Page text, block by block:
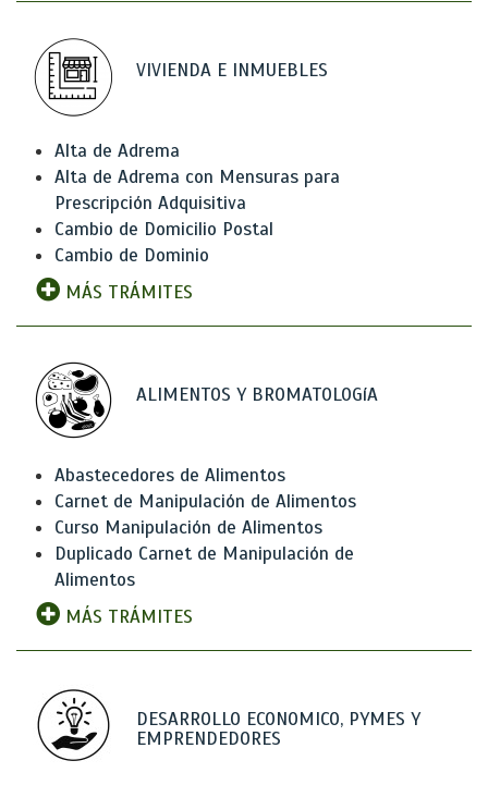
VIVIENDA E INMUEBLES
Alta de Adrema
Alta de Adrema con Mensuras para
Prescripción Adquisitiva
Cambio de Domicilio Postal
Cambio de Dominio
MÁS TRÁMITES
ALIMENTOS Y BROMATOLOGíA
Abastecedores de Alimentos
Carnet de Manipulación de Alimentos
Curso Manipulación de Alimentos
Duplicado Carnet de Manipulación de
Alimentos
MÁS TRÁMITES
DESARROLLO ECONOMICO, PYMES Y
EMPRENDEDORES